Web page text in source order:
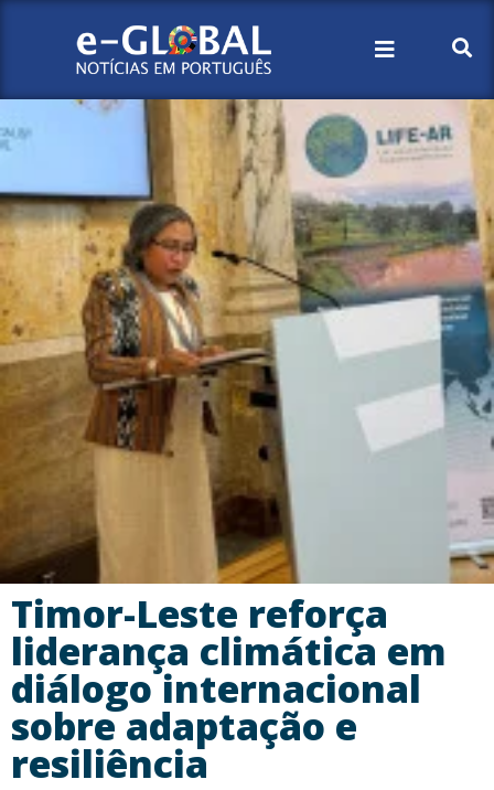
Timor-Leste reforça
liderança climática em
diálogo internacional
sobre adaptação e
resiliência